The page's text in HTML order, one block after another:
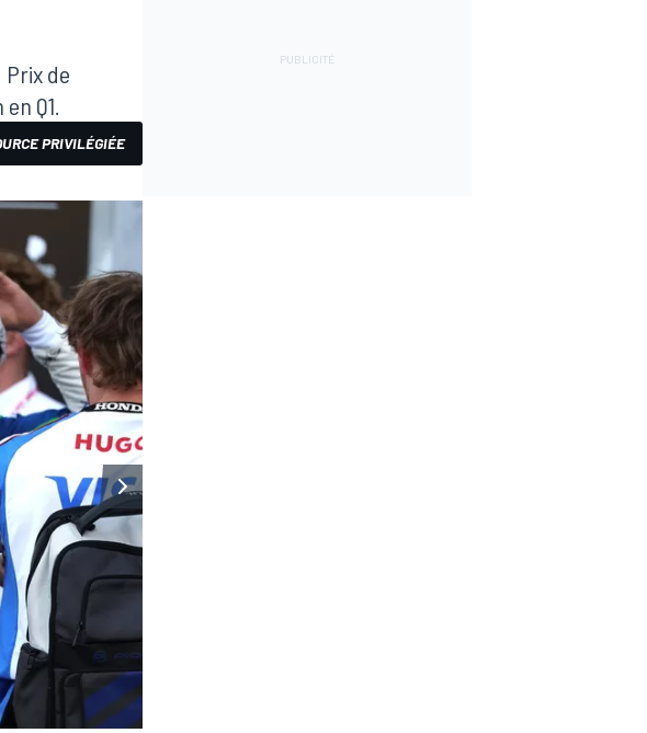
de
Q1.
PRIVILÉGIÉE